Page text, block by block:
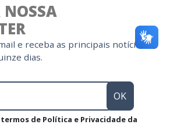
NOSSA
e receba as principais notícias
dias.
de Política e Privacidade da